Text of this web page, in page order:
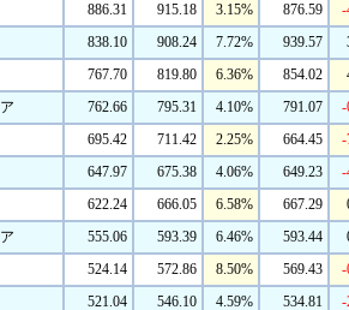
886.31 915.18 3.15% 876.59
-
838.10 908.24 7.72% 939.57
767.70 819.80 6.36% 854.02
762.66 795.31 4.10% 791.07
-
695.42 711.42 2.25% 664.45
-
647.97 675.38 4.06% 649.23
-
622.24 666.05 6.58% 667.29
555.06 593.39 6.46% 593.44
524.14 572.86 8.50% 569.43
-
521.04 546.10 4.59% 534.81
-